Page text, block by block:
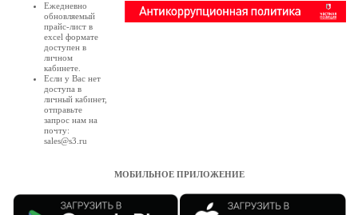
Ежедневно
обновляемый
прайс-лист в
excel формате
доступен в
личном
кабинете
Если у Вас нет
доступа в
личный кабинет,
отправьте
запрос нам на
почту:
sales@s3.ru
МОБИЛЬНОЕ ПРИЛОЖЕНИЕ